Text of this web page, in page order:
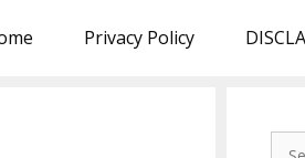
Privacy Policy